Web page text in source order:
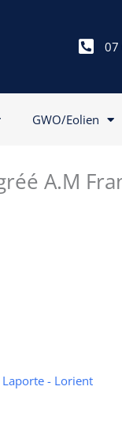
07
GWO/Eolien
A.M
Laporte - Lorient